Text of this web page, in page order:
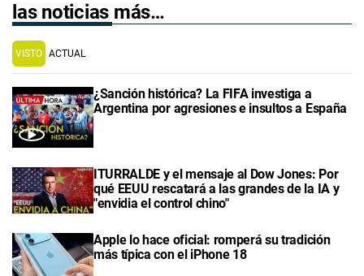
las noticias más…
VISTO ACTUAL
¿Sanción histórica? La FIFA investiga a
Argentina por agresiones e insultos a España
ITURRALDE y el mensaje al Dow Jones: Por
qué EEUU rescatará a las grandes de la IA y
"envidia el control chino"
Apple lo hace oficial: romperá su tradición
más típica con el iPhone 18